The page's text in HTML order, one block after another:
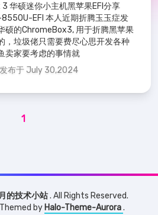
one 3 PVE 3
1
3 华硕迷你小主机黑苹果EFI分享
EFI 本人近期折腾玉玉症发
硕的ChromeBox3, 用于折腾黑苹果
，垃圾佬只需要费尽心思开发各种
卖家要考虑的事情就
发布于 July 30,2024
1
的技术小站. All Rights Reserved.
by Halo-Theme-Aurora.
号
号